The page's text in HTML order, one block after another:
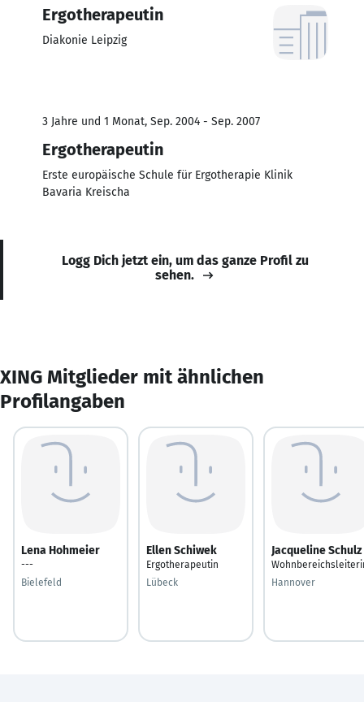
Ergotherapeutin
Diakonie Leipzig
3 Jahre und 1 Monat, Sep. 2004 - Sep. 2007
Ergotherapeutin
Erste europäische Schule für Ergotherapie Klinik
Bavaria Kreischa
Logg Dich jetzt ein, um das ganze Profil zu
sehen.
XING Mitglieder mit ähnlichen
Profilangaben
Lena Hohmeier
---
Bielefeld
Ellen Schiwek
Ergotherapeutin
Lübeck
Jacqueline Schulz
Hannover